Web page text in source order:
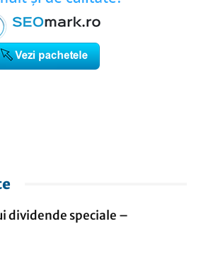
dividende speciale –